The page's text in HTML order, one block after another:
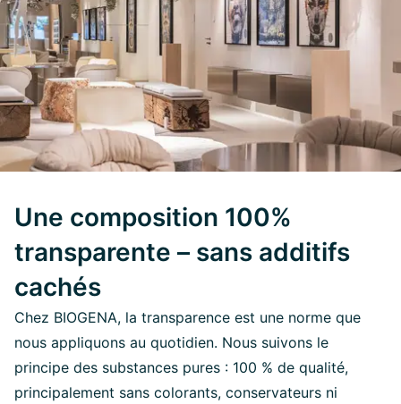
Une composition 100%
transparente – sans additifs
cachés
Chez BIOGENA, la transparence est une norme que
nous appliquons au quotidien. Nous suivons le
principe des substances pures : 100 % de qualité,
principalement sans colorants, conservateurs ni